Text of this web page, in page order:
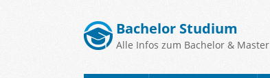
Bachelor Studium
Alle Infos zum Bachelor & Master